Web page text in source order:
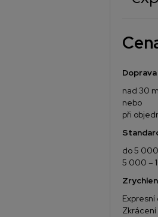
nad 30
nebo
při
do 5
5 000 –